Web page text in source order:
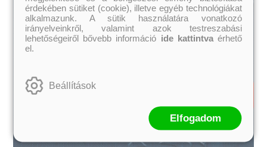
érdekében sütiket (cookie), illetve egyéb technológiákat
alkalmazunk. A sütik használatára vonatkozó
irányelveinkről, valamint azok testreszabási
lehetőségeiről bővebb információ ide kattintvaérhető
el.
Beállítások
Elfogadom